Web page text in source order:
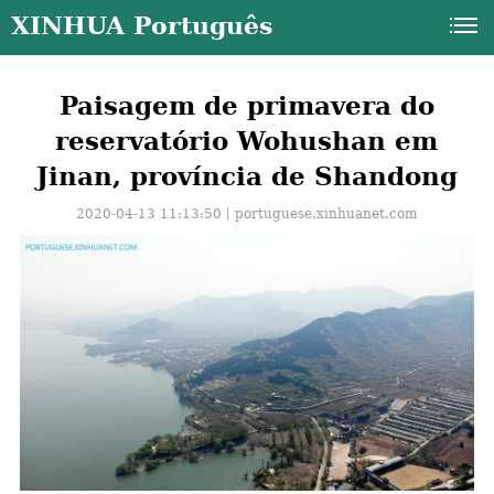
XINHUA Português
Paisagem de primavera do
reservatório Wohushan em
Jinan, província de Shandong
2020-04-13 11:13:50丨portuguese.xinhuanet.com